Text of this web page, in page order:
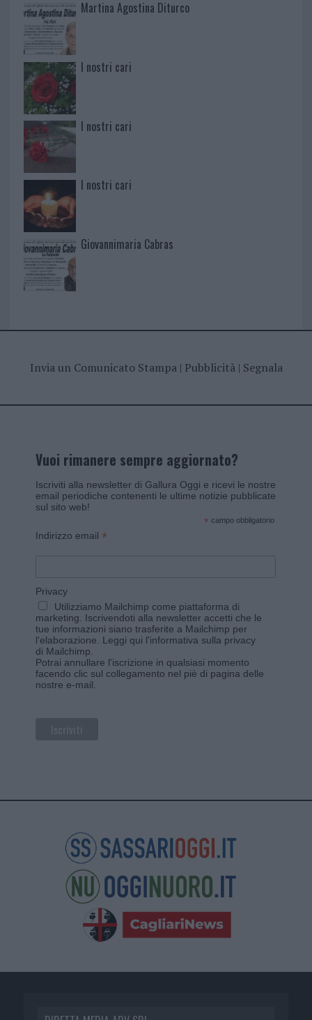
Martina Agostina Diturco
I nostri cari
I nostri cari
I nostri cari
Giovannimaria Cabras
Invia un Comunicato Stampa| Pubblicità| Segnala
Vuoi rimanere sempre aggiornato?
Iscriviti alla newsletter di Gallura Oggi e ricevi le nostre
email periodiche contenenti le ultime notizie pubblicate
sul sito web!
* campo obbligatorio
Indirizzo email *
Privacy
Utilizziamo Mailchimp come piattaforma di
marketing. Iscrivendoti alla newsletter accetti che le
tue informazioni siano trasferite a Mailchimp per
l'elaborazione. Leggi qui l'informativa sulla privacy
di Mailchimp
Potrai annullare l'iscrizione in qualsiasi momento
facendo clic sul collegamento nel piè di pagina delle
nostre e-mail.